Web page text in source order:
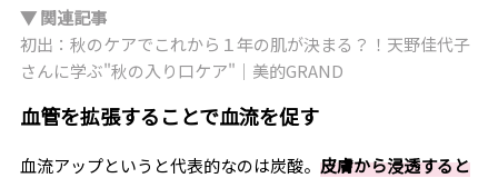
▼ 関連記事
初出：秋のケアでこれから１年の肌が決まる？！天野佳代子
さんに学ぶ"秋の入り口ケア"｜美的GRAND
血管を拡張することで血流を促す
血流アップというと代表的なのは炭酸。 皮膚から浸透すると